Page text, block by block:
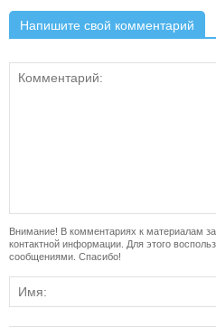
Напишите свой комментарий
Внимание! В комментариях к материалам
контактной информации. Для этого
сообщениями. Спасибо!